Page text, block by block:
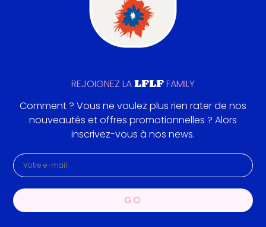
REJOIGNEZ LALFLFFAMILY
Comment ? Vous ne voulez plus rien rater de nos
nouveautés et offres promotionnelles ? Alors
inscrivez-vous à nos news.
GO